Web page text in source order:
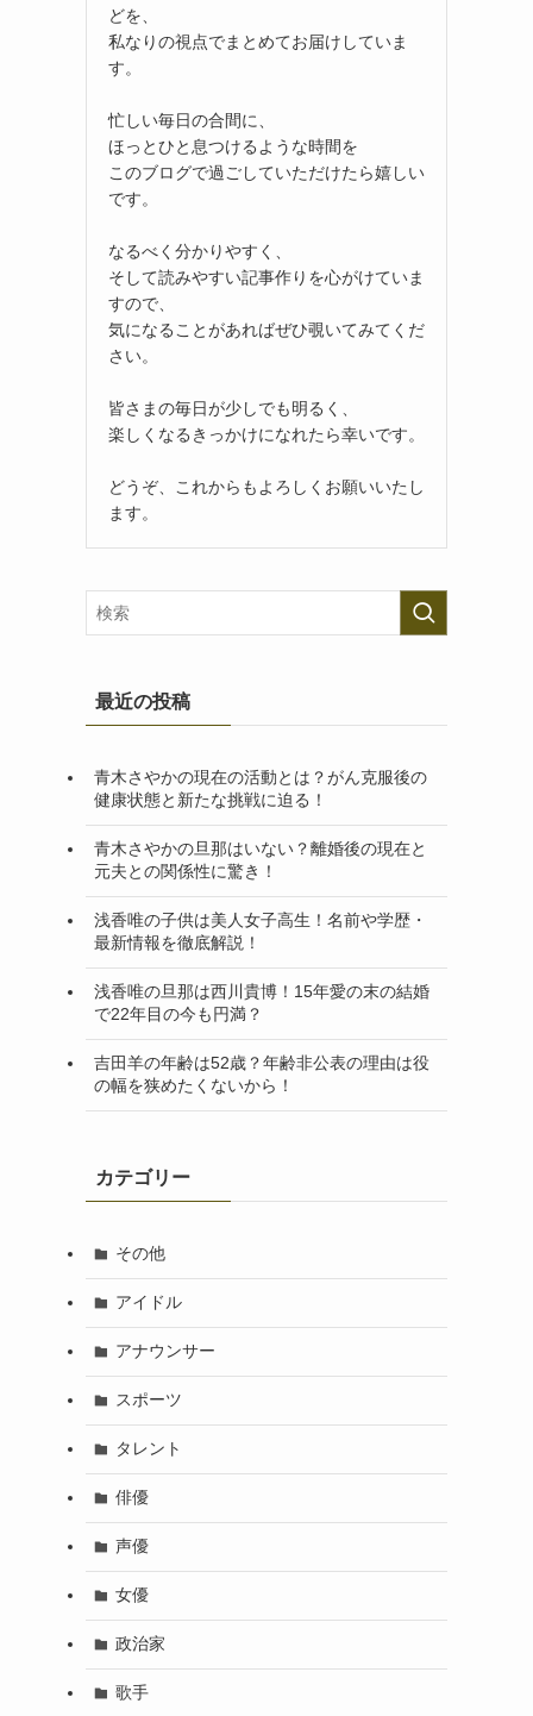
どを、
私なりの視点でまとめてお届けしていま
す。
忙しい毎日の合間に、
ほっとひと息つけるような時間を
このブログで過ごしていただけたら嬉しい
です。
なるべく分かりやすく、
そして読みやすい記事作りを心がけていま
すので、
気になることがあればぜひ覗いてみてくだ
さい。
皆さまの毎日が少しでも明るく、
楽しくなるきっかけになれたら幸いです。
どうぞ、これからもよろしくお願いいたし
ます。
最近の投稿
青木さやかの現在の活動とは？がん克服後の
健康状態と新たな挑戦に迫る！
青木さやかの旦那はいない？離婚後の現在と
元夫との関係性に驚き！
浅香唯の子供は美人女子高生！名前や学歴・
最新情報を徹底解説！
浅香唯の旦那は西川貴博！15年愛の末の結婚
で22年目の今も円満？
吉田羊の年齢は52歳？年齢非公表の理由は役
の幅を狭めたくないから！
カテゴリー
その他
アイドル
アナウンサー
スポーツ
タレント
俳優
声優
女優
政治家
歌手